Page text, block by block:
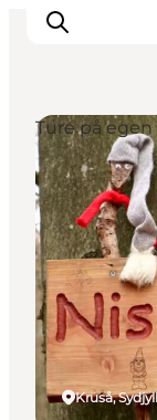
Byer &
Det sker
Planlæg
Booking
Kruså,
Ture på